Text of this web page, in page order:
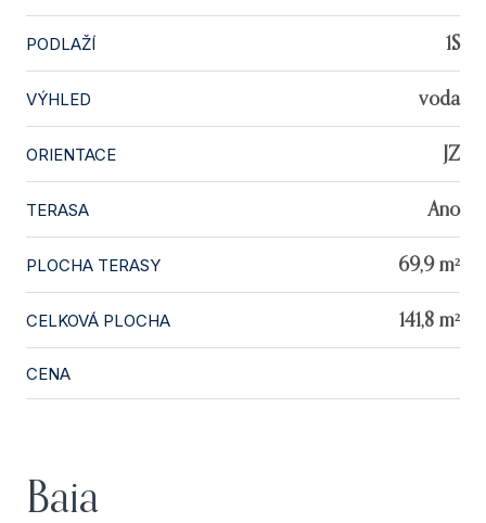
PODLAŽÍ 1S
VÝHLED voda
ORIENTACE JZ
TERASA Ano
PLOCHA TERASY 69,9 m²
CELKOVÁ PLOCHA 141,8 m²
CENA
Baia